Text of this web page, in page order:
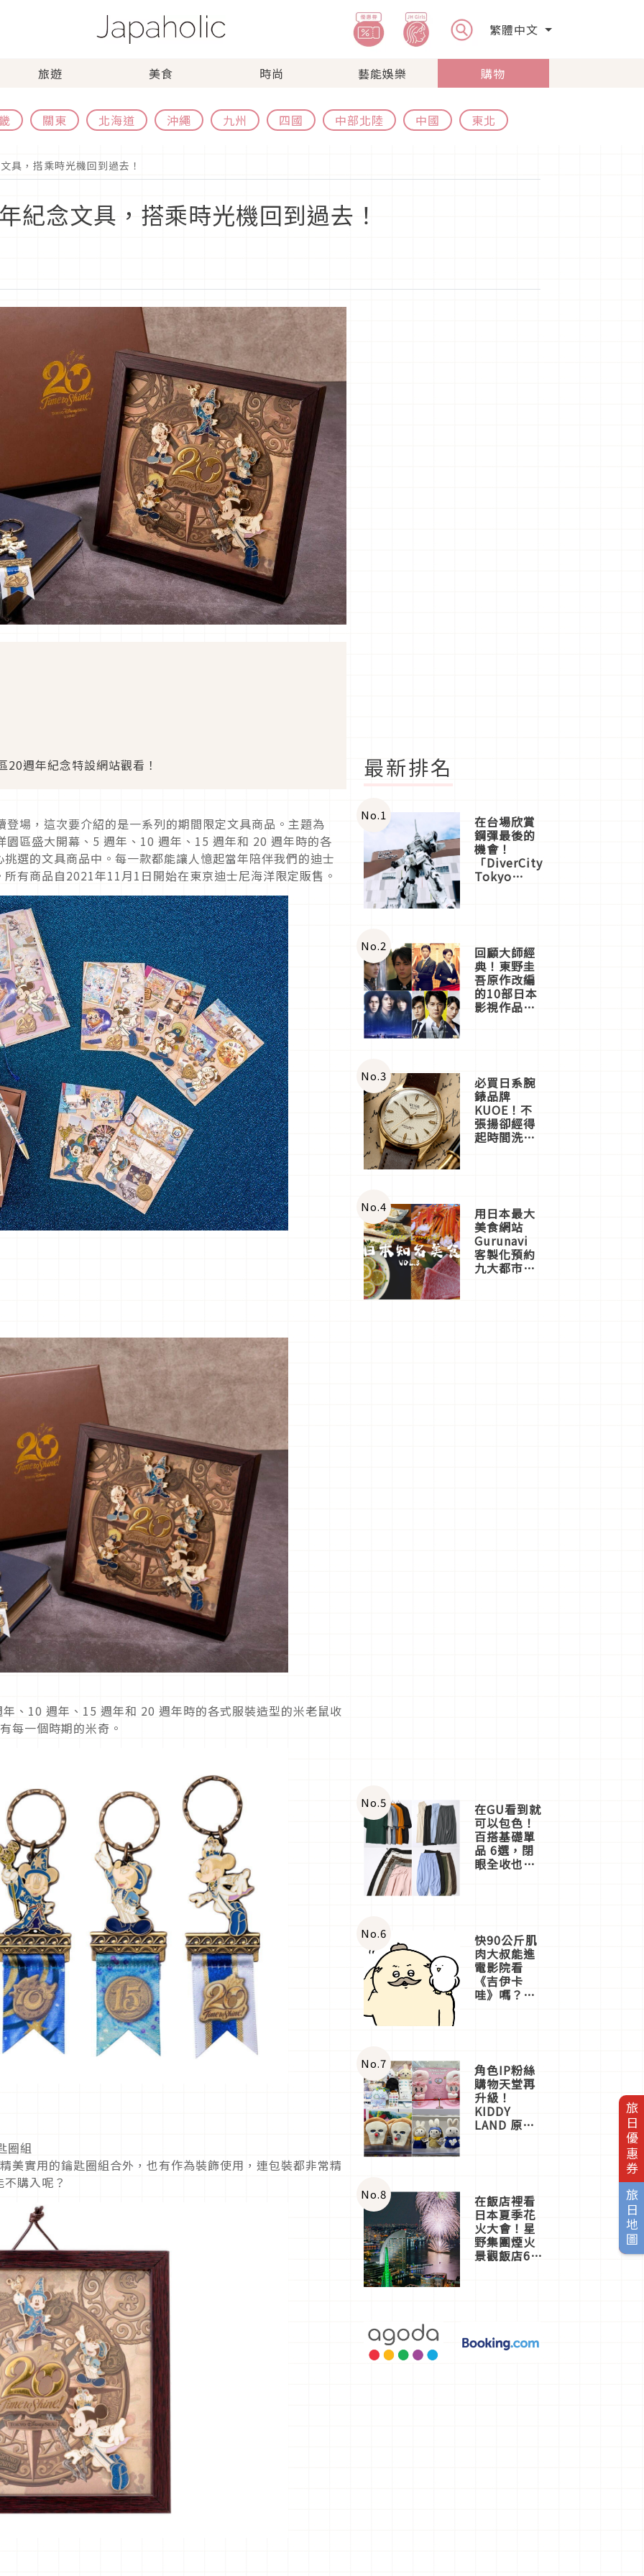
繁體中文
旅遊 美食 時尚 藝能娛樂 購物
關東 北海道 沖繩 九州 四國 中部北陸 中國 東北
旅日優惠券
旅日地圖
具，搭乘時光機回到過去！
紀念文具，搭乘時光機回到過去！
週年紀念特設網站觀看！
場，這次要介紹的是一系列的期間限定文具商品。主題為
區盛大開幕、5 週年、10 週年、15 週年和 20 週年時的各
選的文具商品中。每一款都能讓人憶起當年陪伴我們的迪士
有商品自2021年11月1日開始在東京迪士尼海洋限定販售。
、10 週年、15 週年和 20 週年時的各式服裝造型的米老鼠收
每一個時期的米奇。
圈組
實用的鑰匙圈組合外，也有作為裝飾使用，連包裝都非常精
購入呢？
最新排名
No.1 在台場欣賞
鋼彈最後的
機會！
「DiverCity
Tokyo
體驗
No.2 回顧大師經
典！東野圭
吾原作改編
的10部日本
影視作品推
No.3 必買日系腕
錶品牌
KUOE！不
張揚卻經得
起時間洗鍊
No.4 用日本最大
美食網站
Gurunavi
客製化預約
九大都市餐
No.5 在GU看到就
可以包色！
百搭基礎單
品 6選，閉
眼全收也不
No.6 快90公斤肌
肉大叔能進
電影院看
《吉伊卡
哇》嗎？日
一同給出了
答案
No.7 角色IP粉絲
購物天堂再
升級！
KIDDY
LAND 原宿
店3分即達
No.8 在飯店裡看
日本夏季花
火大會！星
野集團煙火
景觀飯店6